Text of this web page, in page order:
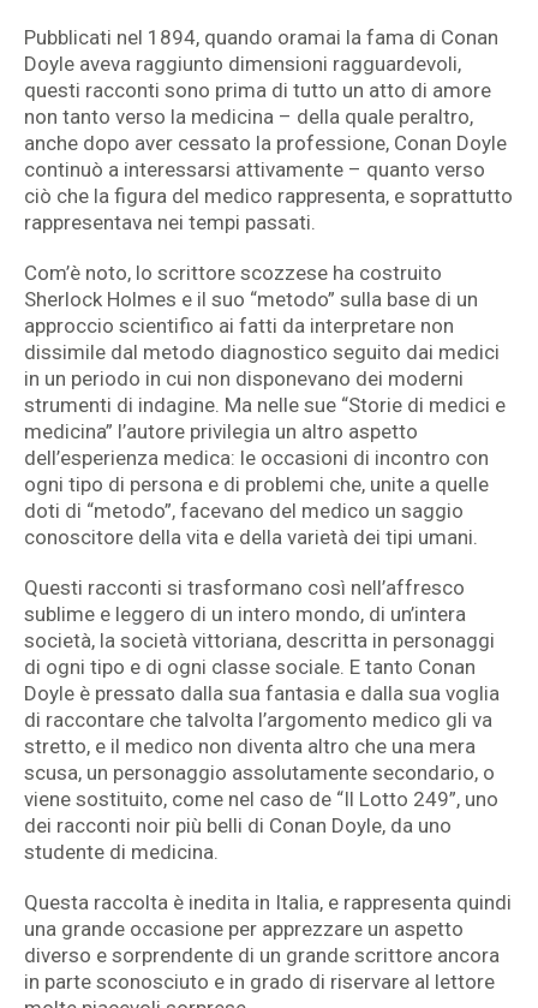
Pubblicati nel 1894, quando oramai la fama di Conan
Doyle aveva raggiunto dimensioni ragguardevoli,
questi racconti sono prima di tutto un atto di amore
non tanto verso la medicina – della quale peraltro,
anche dopo aver cessato la professione, Conan Doyle
continuò a interessarsi attivamente – quanto verso
ciò che la figura del medico rappresenta, e soprattutto
rappresentava nei tempi passati.
Com’è noto, lo scrittore scozzese ha costruito
Sherlock Holmes e il suo “metodo” sulla base di un
approccio scientifico ai fatti da interpretare non
dissimile dal metodo diagnostico seguito dai medici
in un periodo in cui non disponevano dei moderni
strumenti di indagine. Ma nelle sue “Storie di medici e
medicina” l’autore privilegia un altro aspetto
dell’esperienza medica: le occasioni di incontro con
ogni tipo di persona e di problemi che, unite a quelle
doti di “metodo”, facevano del medico un saggio
conoscitore della vita e della varietà dei tipi umani.
Questi racconti si trasformano così nell’affresco
sublime e leggero di un intero mondo, di un’intera
società, la società vittoriana, descritta in personaggi
di ogni tipo e di ogni classe sociale. E tanto Conan
Doyle è pressato dalla sua fantasia e dalla sua voglia
di raccontare che talvolta l’argomento medico gli va
stretto, e il medico non diventa altro che una mera
scusa, un personaggio assolutamente secondario, o
viene sostituito, come nel caso de “Il Lotto 249”, uno
dei racconti noir più belli di Conan Doyle, da uno
studente di medicina.
Questa raccolta è inedita in Italia, e rappresenta quindi
una grande occasione per apprezzare un aspetto
diverso e sorprendente di un grande scrittore ancora
in parte sconosciuto e in grado di riservare al lettore